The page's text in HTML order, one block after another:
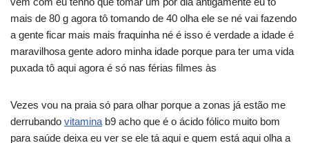
mais de 80 g agora tô tomando de 40 olha ele se né vai fazendo
a gente ficar mais mais fraquinha né é isso é verdade a idade é
maravilhosa gente adoro minha idade porque para ter uma vida
puxada tô aqui agora é só nas férias filmes às
Vezes vou na praia só para olhar porque a zonas já estão me
derrubando vitamina b9 acho que é o ácido fólico muito bom
para saúde deixa eu ver se ele tá aqui e quem está aqui olha a